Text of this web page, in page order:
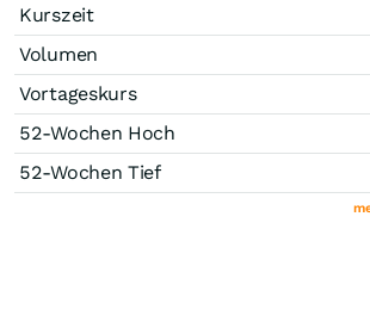
Kurszeit
Volumen
Vortageskurs
52-Wochen Hoch
52-Wochen Tief